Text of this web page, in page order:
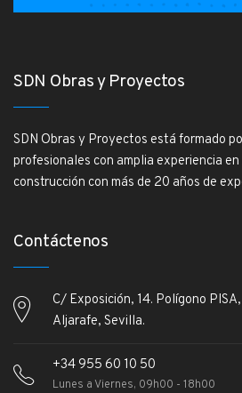
SDN Obras y Proyectos
SDN Obras y Proyectos está formado
profesionales con amplia experiencia
construcción con más de 20 años de
Contáctenos
C/ Exposición, 14. Polígono
Aljarafe, Sevilla.
+34 955 60 10 50
Lunes a Viernes, 09h00 - 18h00